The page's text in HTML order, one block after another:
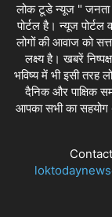
लोक टूडे न्यूज " जनता
पोर्टल है। न्यूज
लोगों की आवाज को
लक्ष्य है। खबरें
भविष्य में भी इसी तरह
दैनिक और पाक्षिक
आपका सभी का सहयोग